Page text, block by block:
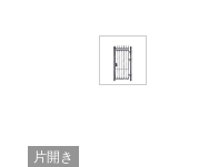
片開き